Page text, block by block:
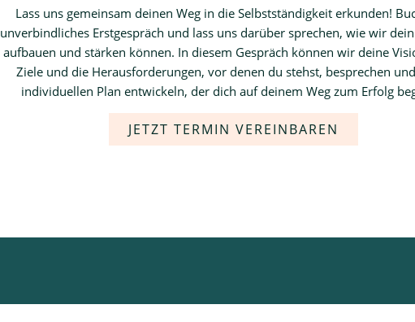
Lass uns gemeinsam deinen Weg in die Selbstständigkeit erkunden!
unverbindliches Erstgespräch und lass uns darüber sprechen, wie wir
aufbauen und stärken können. In diesem Gespräch können wir deine
Ziele und die Herausforderungen, vor denen du stehst, besprechen
individuellen Plan entwickeln, der dich auf deinem Weg zum Erfolg
JETZT TERMIN VEREINBAREN